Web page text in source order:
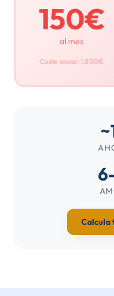
150€
al mes
Coste anual: 1.800€
Calcula